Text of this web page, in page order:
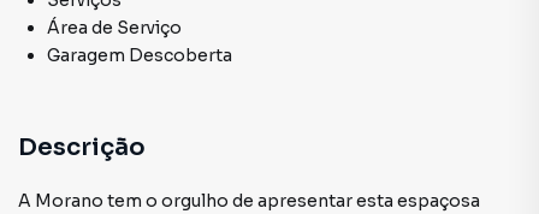
Área de Serviço
Garagem Descoberta
Descrição
A Morano tem o orgulho de apresentar esta espaçosa